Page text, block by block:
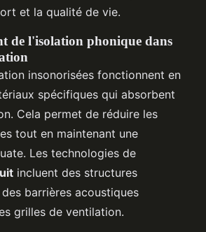
et la qualité de vie.
de l'isolation phonique dans
insonorisées fonctionnent en
spécifiques qui absorbent
Cela permet de réduire les
tout en maintenant une
Les technologies de
incluent des structures
barrières acoustiques
grilles de ventilation.